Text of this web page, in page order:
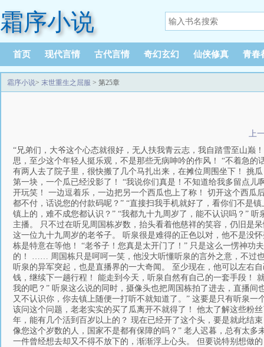
霜序小说
首页 现代言情 古代言情 奇幻玄幻 仙侠修真 青春
霜序小说> 末世重生之屈服 > 第25章
上
“兄弟们，大爷这个心态就很好，无人扶我青云志，我自踏雪至山巅
思，至少这个年轻人挺乐观，不是那些无病呻吟的作风！ “不着急
有两人去了院子里，很快搬了几个马扎出来，在摊位周围坐下！ 挑
第一块，一个瓜已经没影了！ “我说你们真是！不知道给我多留点
开玩笑！ 一边逗着乐，一边把另一个西瓜也上了称！ 切开这个西瓜
都不付，话说您的付款码呢？” “直接扫我手机就好了，看你们不是
镇上的，难不成您都认识？” “我都九十九周岁了，能不认识吗？”
主播。 只不过在听见周国栋岁数，抬头看着他慈祥的笑容，仍旧是
这一位九十九周岁的老爷子。 听泉很是难得的正色以对，他不是没
栋是特意在等他！ “老爷子！您真是太开门了！” 只是这么一愣神
的！ …… 周国栋只是呵呵一笑，他没大听懂听泉的言外之意，不过
听泉的异军突起，也是直播界的一大奇闻。 至少现在，他可以左右
钱，继续下一趟行程！ 能走到今天，听泉自然有自己的一套手段！
我的吧？” 听泉这么说的同时，摄像头也把周国栋拍了进去，直播
又不认识你，你去镇上随便一打听不就知道了。” 这要是只有听泉
该问这个问题，老老实实的买了瓜离开不就得了！ 他太了解这些粉
年，能有几个活到百岁以上的？ 现在已经开了这个头，要是就此结
像您这个岁数的人，国家不是都有保障的吗？” 老人迟暮，总有太
一件曾经想去却又不得不放下的，渐渐浮上心头。 但要说特别想做